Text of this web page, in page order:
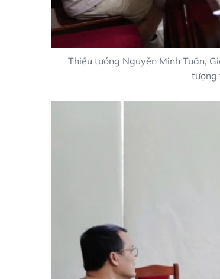
Thiếu tướng Nguyễn Minh Tuấn,
tượng